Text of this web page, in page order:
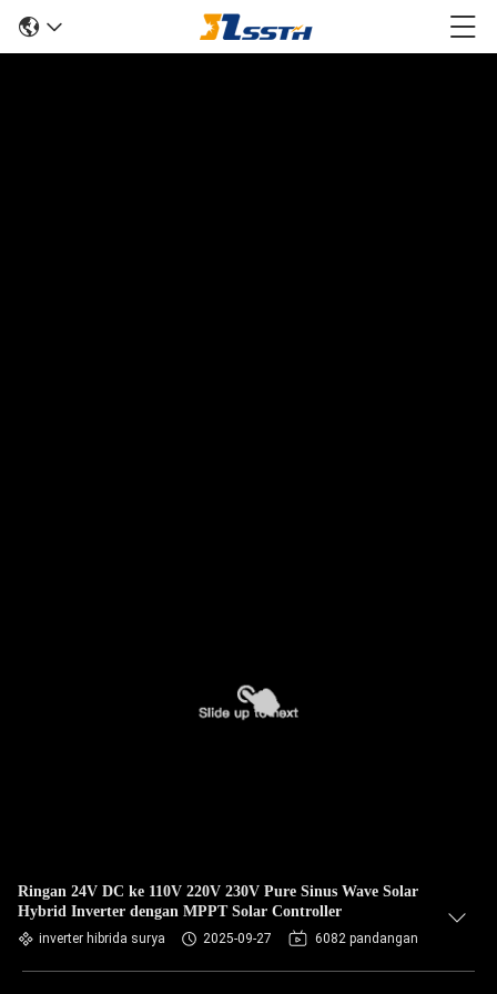
Ringan 24V DC ke 110V 220V 230V Pure Sinus Wave Solar
Hybrid Inverter dengan MPPT Solar Controller
inverter hibrida surya 2025-09-27 6082 pandangan